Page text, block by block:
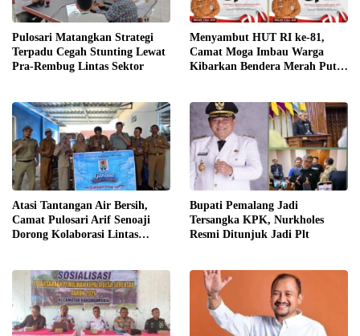
Pulosari Matangkan Strategi
Terpadu Cegah Stunting Lewat
Pra-Rembug Lintas Sektor
​Menyambut HUT RI ke-81,
Camat Moga Imbau Warga
Kibarkan Bendera Merah Putih
​Atasi Tantangan Air Bersih,
Camat Pulosari Arif Senoaji
Dorong Kolaborasi Lintas
​Bupati Pemalang Jadi
Tersangka KPK, Nurkholes
Resmi Ditunjuk Jadi Plt